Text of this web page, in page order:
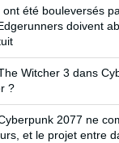
ont été bouleversés
doivent
Witcher 3 dans
?
2077 ne
et le projet entre